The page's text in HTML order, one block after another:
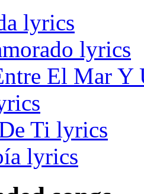
lyrics
lyrics
El Mar Y
Ti lyrics
lyrics